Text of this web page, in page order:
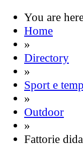
You are
Home
»
Directory
»
Sport e
»
Outdoor
»
Fattorie